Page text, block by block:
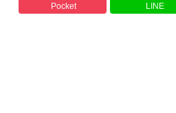
Pocket LINE